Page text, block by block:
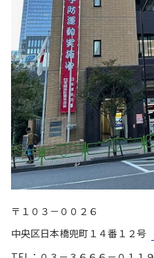
〒１０３－００２６
中央区日本橋兜町１４番１２号